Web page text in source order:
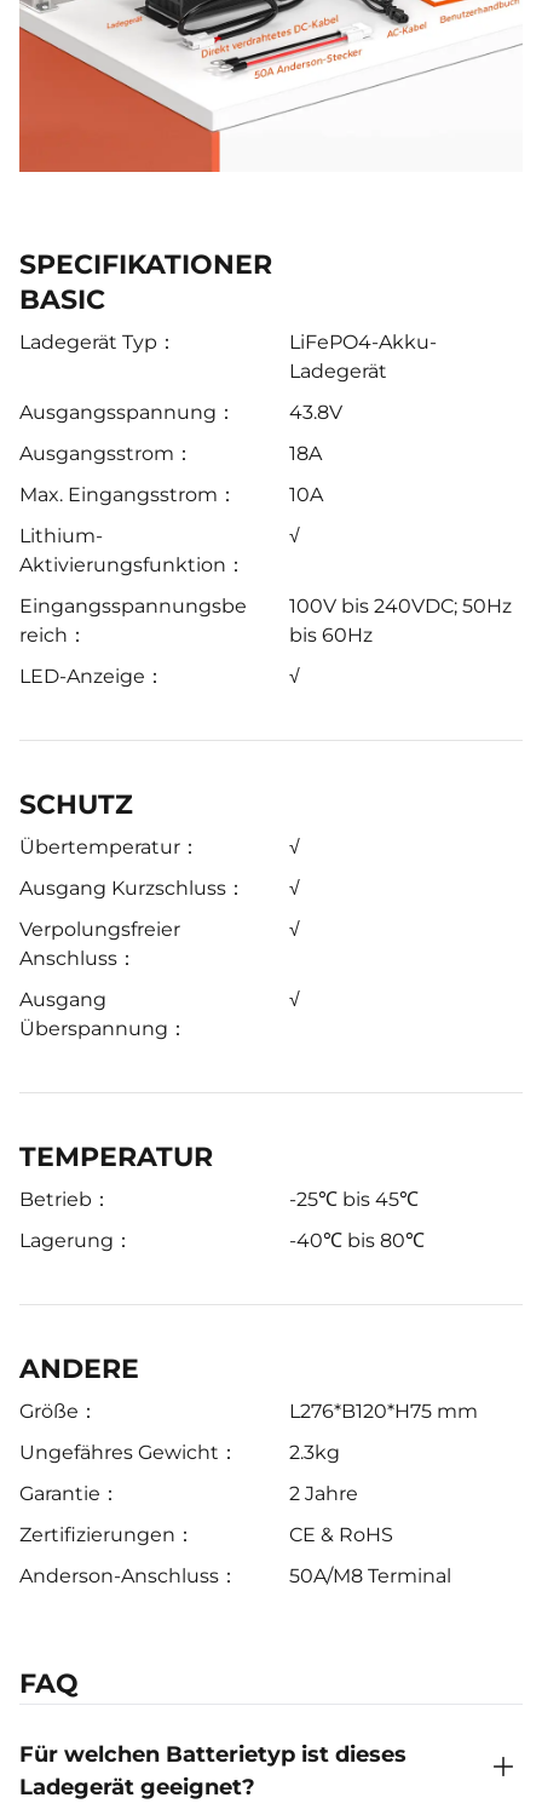
SPECIFIKATIONER
BASIC
Ladegerät Typ：
LiFePO4-Akku-
Ladegerät
Ausgangsspannung：
43.8V
Ausgangsstrom：
18A
Max. Eingangsstrom：
10A
Lithium-
Aktivierungsfunktion：
√
Eingangsspannungsbe
reich：
100V bis 240VDC; 50Hz
bis 60Hz
LED-Anzeige：
√
SCHUTZ
Übertemperatur：
√
Ausgang Kurzschluss：
√
Verpolungsfreier
Anschluss：
√
Ausgang
Überspannung：
√
TEMPERATUR
Betrieb：
-25℃ bis 45℃
Lagerung：
-40℃ bis 80℃
ANDERE
Größe：
L276*B120*H75 mm
Ungefähres Gewicht：
2.3kg
Garantie：
2 Jahre
Zertifizierungen：
CE & RoHS
Anderson-Anschluss：
50A/M8 Terminal
FAQ
Für welchen Batterietyp ist dieses
Ladegerät geeignet?